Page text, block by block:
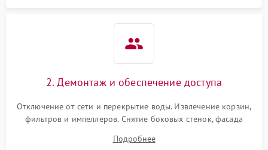
2. Демонтаж и обеспечение доступа
Отключение от сети и перекрытие воды. Извлечение корзин,
фильтров и импеллеров. Снятие боковых стенок, фасада
циркуляционному насосу, ТЭНу и сливной помпе.
Подробнее